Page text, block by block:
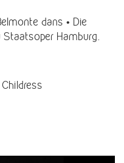
dans • Die
Staatsoper Hamburg.